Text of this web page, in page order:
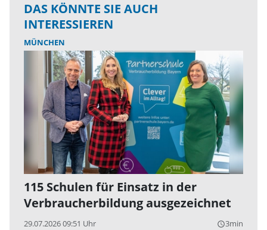
DAS KÖNNTE SIE AUCH
INTERESSIEREN
MÜNCHEN
115 Schulen für Einsatz in der
Verbraucherbildung ausgezeichnet
29.07.2026 09:51 Uhr query_builder3min